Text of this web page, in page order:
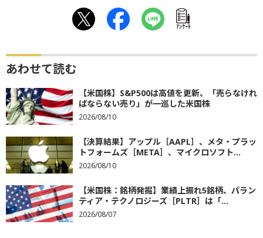
ｱﾝｹｰﾄ
あわせて読む
【米国株】S&P500は高値を更新、「売らなけれ
ばならない売り」が一巡した米国株
2026/08/10
【決算結果】アップル［AAPL］、メタ・プラッ
トフォームズ［META］、マイクロソフト...
2026/08/10
【米国株：銘柄発掘】業績上振れ5銘柄、パラン
ティア・テクノロジーズ［PLTR］は「...
2026/08/07